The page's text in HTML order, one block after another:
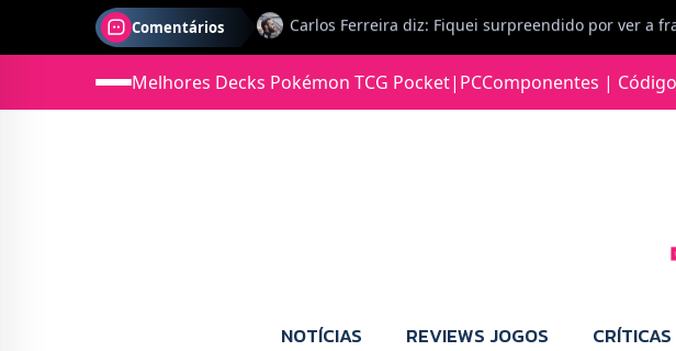
Comentários
Jonas diz: Estou seriamente com vontade para
Melhores Decks Pokémon TCG Pocket| PCComponentes |
NOTÍCIAS REVIEWS JOGOS